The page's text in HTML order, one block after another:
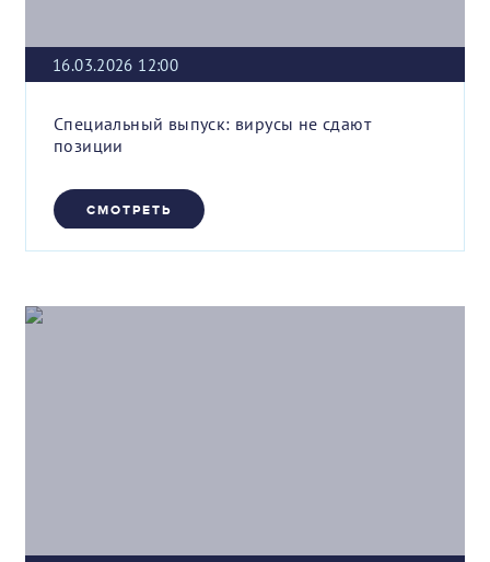
16.03.2026 12:00
Специальный выпуск: вирусы не сдают
позиции
СМОТРЕТЬ